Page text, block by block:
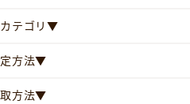
テゴリ▼
方法▼
方法▼